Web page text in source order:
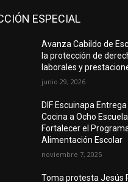
ESPECIAL
Avanza Cabildo de
la protección de
laborales y
junio 29, 2026
DIF Escuinapa
Cocina a Ocho
Fortalecer el
Alimentación Escolar
noviembre 7, 2025
Toma protesta Jesús